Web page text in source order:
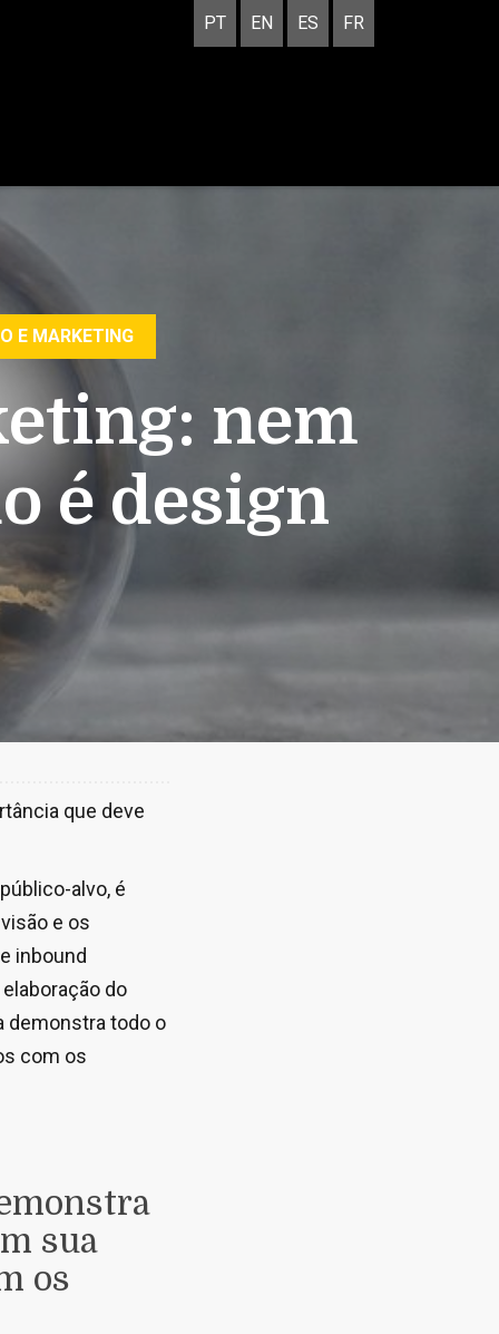
PT EN ES FR
E MARKETING
nem
é design
que deve
alvo, é
e os
inbound
do
demonstra todo o
com os
sua
os